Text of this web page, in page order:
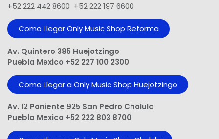
+52 222 442 8600 +52 222 197 6600
Como Llegar Only Music Shop​ Reforma
Av. Quintero 385 Huejotzingo
Puebla Mexico +52 227 100 2300
Como Llegar a Only Music Shop Huejotzingo
Av. 12 Poniente 925 San Pedro Cholula
Puebla Mexico +52 222 803 8700